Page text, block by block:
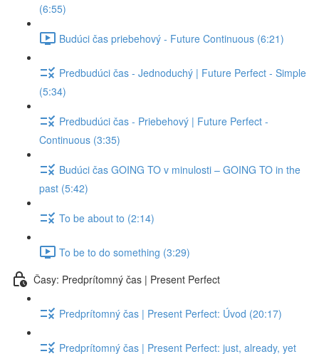
(6:55)
Budúci čas priebehový - Future Continuous (6:21)
Predbudúci čas - Jednoduchý | Future Perfect - Simple
(5:34)
Predbudúci čas - Priebehový | Future Perfect -
Continuous (3:35)
Budúci čas GOING TO v minulosti – GOING TO in the
past (5:42)
To be about to (2:14)
To be to do something (3:29)
Časy: Predprítomný čas | Present Perfect
Predprítomný čas | Present Perfect: Úvod (20:17)
Predprítomný čas | Present Perfect: just, already, yet